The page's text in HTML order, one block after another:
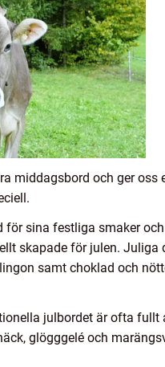
och ger oss
sina festliga smaker
skapade för julen. Juliga
samt choklad och
julbordet är ofta fullt
glögggelé och